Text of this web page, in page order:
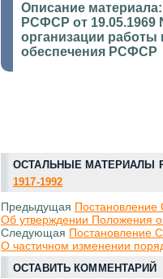
Описание материала:
РСФСР от 19.05.1969
организации работы
обеспечения РСФСР
ОСТАЛЬНЫЕ МАТЕРИАЛЫ
1917-1992
Предыдущая
Об утверждении Положения
Следующая Постановление
О частичном изменении
ОСТАВИТЬ КОММЕНТАРИЙ